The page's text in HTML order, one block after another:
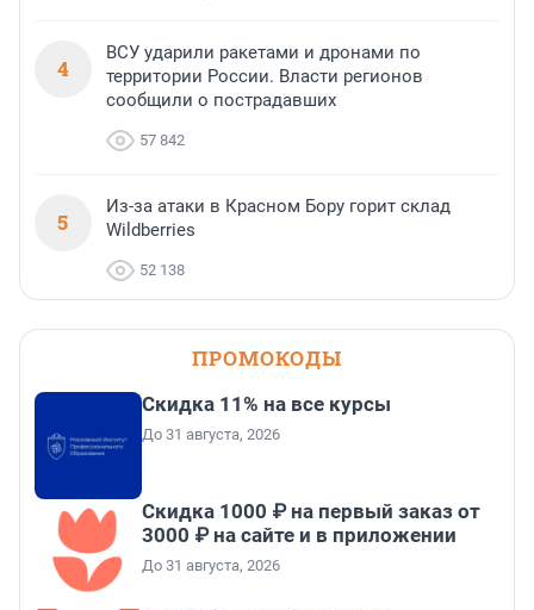
4
ВСУ ударили ракетами и дронами по
территории России. Власти регионов
сообщили о пострадавших
57 842
5
Из-за атаки в Красном Бору горит склад
Wildberries
52 138
ПРОМОКОДЫ
Скидка 11% на все курсы
До 31 августа, 2026
Скидка 1000 ₽ на первый заказ от
3000 ₽ на сайте и в приложении
До 31 августа, 2026